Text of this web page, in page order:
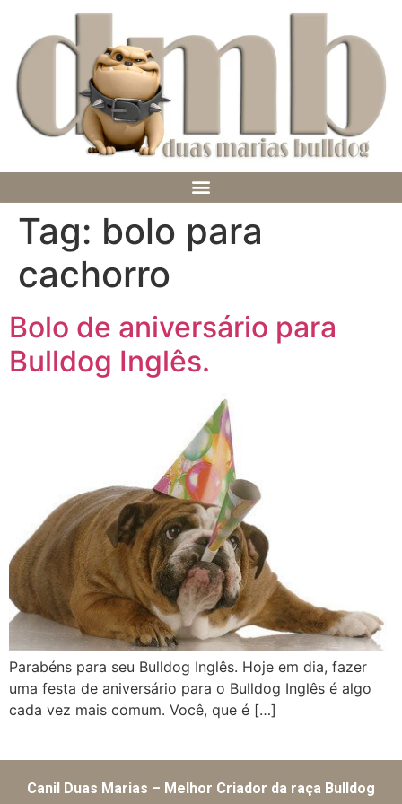
Tag: bolo para
cachorro
Bolo de aniversário para
Bulldog Inglês.
Parabéns para seu Bulldog Inglês. Hoje em dia, fazer
uma festa de aniversário para o Bulldog Inglês é algo
cada vez mais comum. Você, que é […]
Canil Duas Marias – Melhor Criador da raça Bulldog